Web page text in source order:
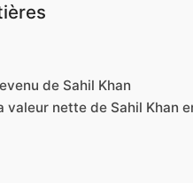
de Sahil Khan
valeur nette de Sahil Khan